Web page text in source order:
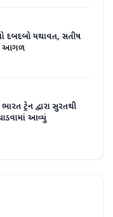
દબદબો યથાવત, સતીષ
આગળ
ટ્રેન દ્વારા સુરતથી
આવ્યું